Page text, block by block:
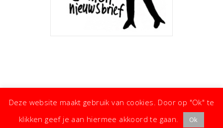
Deze website maakt gebruik van cookies. Door op "Ok" te
klikken geef je aan hiermee akkoord te gaan.
Ok